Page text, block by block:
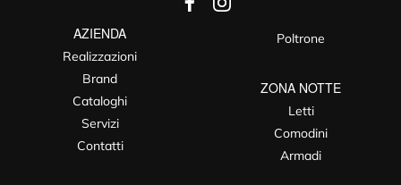
AZIENDA
Realizzazioni
Brand
Cataloghi
Servizi
Contatti
Poltrone
ZONA NOTTE
Letti
Comodini
Armadi